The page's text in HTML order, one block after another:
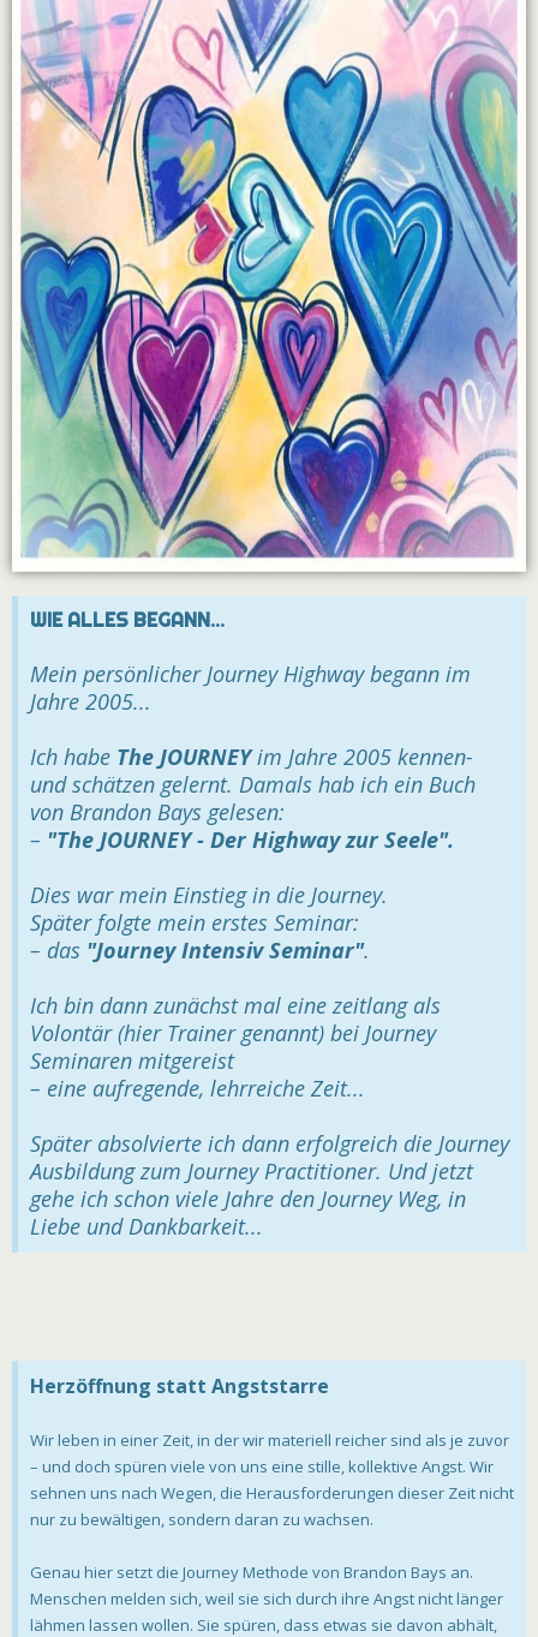
WIE ALLES BEGANN...
Mein persönlicher Journey Highway begann im
Jahre 2005...
Ich habe The JOURNEYim Jahre 2005 kennen-
und schätzen gelernt. Damals hab ich ein Buch
von Brandon Bays gelesen:
– "The JOURNEY - Der Highway zur Seele".
Dies war mein Einstieg in die Journey.
Später folgte mein erstes Seminar:
– das "Journey Intensiv Seminar".
Ich bin dann zunächst mal eine zeitlang als
Volontär (hier Trainer genannt) bei Journey
Seminaren mitgereist
– eine aufregende, lehrreiche Zeit...
Später absolvierte ich dann erfolgreich die Journey
Ausbildung zum Journey Practitioner. Und jetzt
gehe ich schon viele Jahre den Journey Weg, in
Liebe und Dankbarkeit...
Herzöffnung statt Angststarre
Wir leben in einer Zeit, in der wir materiell reicher sind als je zuvor
– und doch spüren viele von uns eine stille, kollektive Angst. Wir
sehnen uns nach Wegen, die Herausforderungen dieser Zeit nicht
nur zu bewältigen, sondern daran zu wachsen.
Genau hier setzt die Journey Methode von Brandon Bays an.
Menschen melden sich, weil sie sich durch ihre Angst nicht länger
lähmen lassen wollen. Sie spüren, dass etwas sie davon abhält,